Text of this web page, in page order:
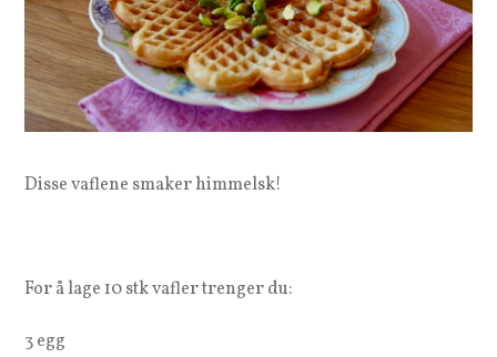
Disse vaflene smaker himmelsk!
For å lage 10 stk vafler trenger du:
3 egg